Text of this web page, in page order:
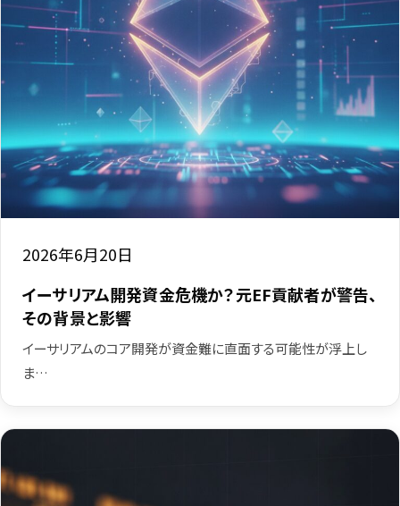
2026年6月20日
イーサリアム開発資金危機か？元EF貢献者が警告、
その背景と影響
イーサリアムのコア開発が資金難に直面する可能性が浮上し
ま…